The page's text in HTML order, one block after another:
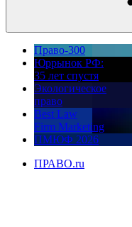
Право-300
Юррынок РФ:
35 лет спустя
Экологическое
право
Best Law
Firm Marketing
ПМЮФ 2026
ПРАВО.ru